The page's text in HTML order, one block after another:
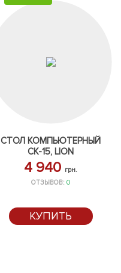
СТОЛ КОМПЬЮТЕРНЫЙ
СК-15, LION
4 940 грн.
ОТЗЫВОВ:0
КУПИТЬ